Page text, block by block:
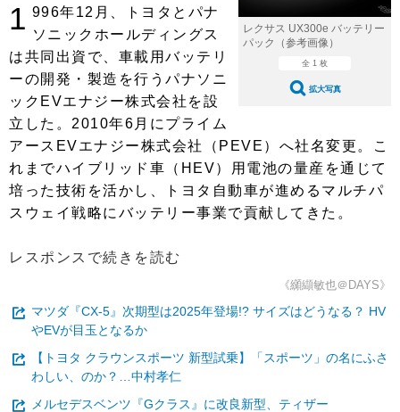
ヘッドライト磨き コーティング
フィルム・ラッピング
小キズ直し 防錆
特集記事
ストップ 不具合修理＆粗悪修理
カーメーカー「旧車」関連プロジェ
クト
コラム
ショップ紹介
ショップレポート
レストア
カーメーカー「旧車」関連プロジ
ェクト
コラム
インタビュー
イベント
イベント告知 イベントレポート
レクサス UX300e バッテリー
パック（参考画像）
全 1 枚
拡大写真
1 996年12月、トヨタとパナ
ソニックホールディングス
は共同出資で、車載用バッテリ
ーの開発・製造を行うパナソニ
ックEVエナジー株式会社を設
立した。2010年6月にプライム
アースEVエナジー株式会社（PEVE）へ社名変更。こ
れまでハイブリッド車（HEV）用電池の量産を通じて
培った技術を活かし、トヨタ自動車が進めるマルチパ
スウェイ戦略にバッテリー事業で貢献してきた。
レスポンスで続きを読む
《纐纈敏也＠DAYS》
マツダ『CX-5』次期型は2025年登場!? サイズはどうなる？ HV
やEVが目玉となるか
【トヨタ クラウンスポーツ 新型試乗】「スポーツ」の名にふさ
わしい、のか？…中村孝仁
メルセデスベンツ『Gクラス』に改良新型、ティザー